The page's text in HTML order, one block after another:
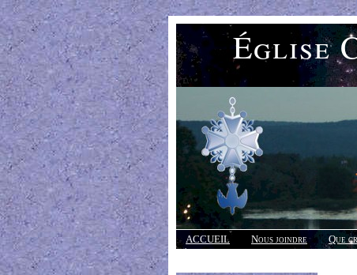
Église
ACCUEIL Nous joindre Que
Réponses